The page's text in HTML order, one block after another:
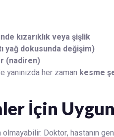
kızarıklık veya şişlik
yağ dokusunda değişim)
(nadiren)
her zaman kesme
İçin
Doktor, hastanın